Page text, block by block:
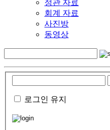
정관 자료
회계 자료
사진방
동영상
로그인 유지